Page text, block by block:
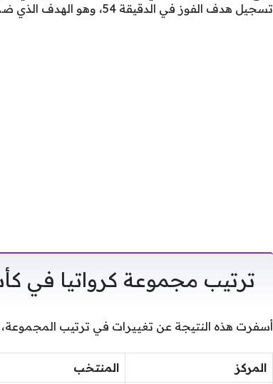
تسجيل هدف الفوز في الدقيقة 54، وهو الهدف الذي ضمن لصالح كرواتيا الثلاث نقاط كاملة.
ترتيب مجموعة كرواتيا في كأس
أسفرت هذه النتيجة عن تغييرات في ترتيب المجموعة،
المركز المنتخب